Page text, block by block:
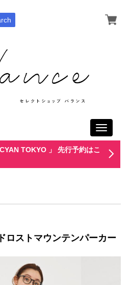
Toggle
TOKYO 」 先行予約はこ
ロストマウンテンパーカー